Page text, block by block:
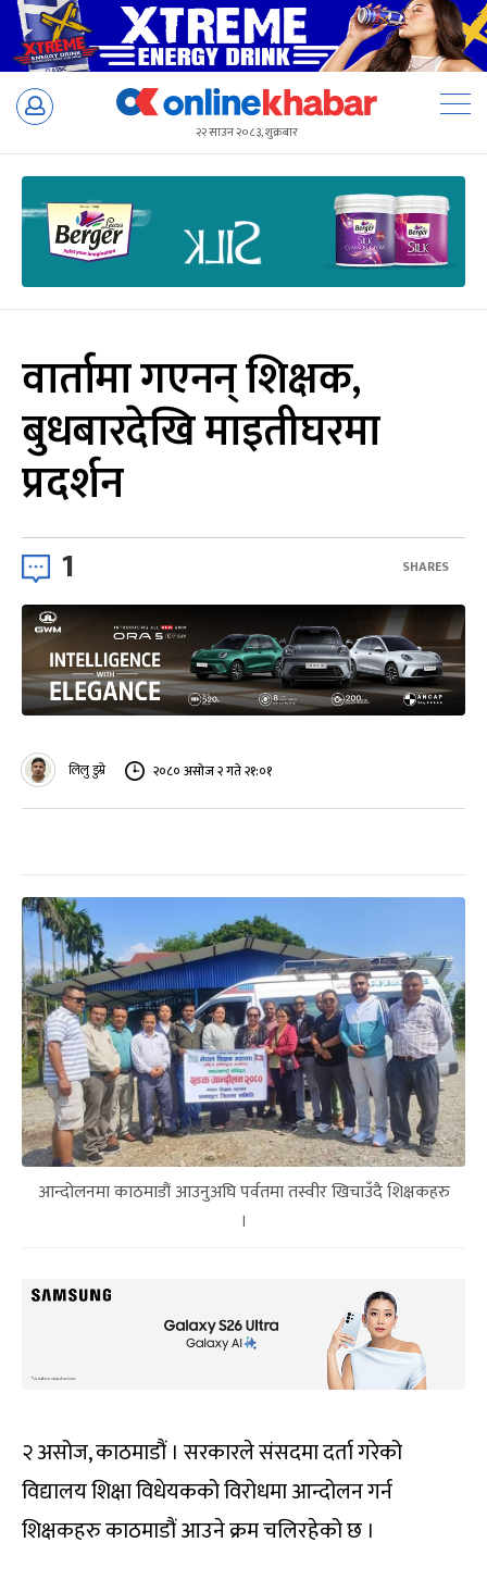
Skip
२२ साउन २०८३, शुक्रबार
वार्तामा गएनन् शिक्षक,
बुधबारदेखि माइतीघरमा
प्रदर्शन
1 SHARES
लिलु डुम्रे २०८० असोज २ गते २१:०१
आन्दोलनमा काठमाडौं आउनुअघि पर्वतमा तस्वीर खिचाउँदै शिक्षकहरु
।
२ असोज, काठमाडौं । सरकारले संसदमा दर्ता गरेको
विद्यालय शिक्षा विधेयकको विरोधमा आन्दोलन गर्न
शिक्षकहरु काठमाडौं आउने क्रम चलिरहेको छ ।